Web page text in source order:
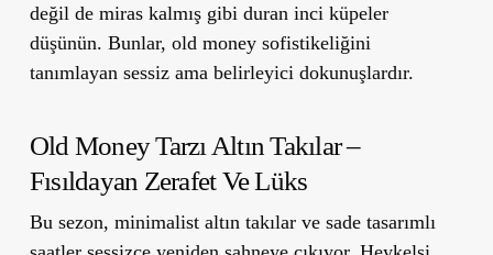
değil de miras kalmış gibi duran inci küpeler
düşünün. Bunlar, old money sofistikeliğini
tanımlayan sessiz ama belirleyici dokunuşlardır.
Old Money Tarzı Altın Takılar –
Fısıldayan Zerafet Ve Lüks
Bu sezon, minimalist altın takılar ve sade tasarımlı